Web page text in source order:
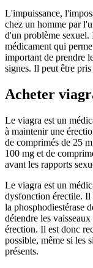
L'impuissance,
chez un homme par
d'un problème
médicament qui
important de prendre
signes. Il peut être
Acheter
Le viagra est un
à maintenir une
de comprimés de 25
100 mg et de
avant les rapports
Le viagra est un
dysfonction érectile.
la phosphodiestérase
détendre les
érection. Il est donc
possible, même si les
présents.